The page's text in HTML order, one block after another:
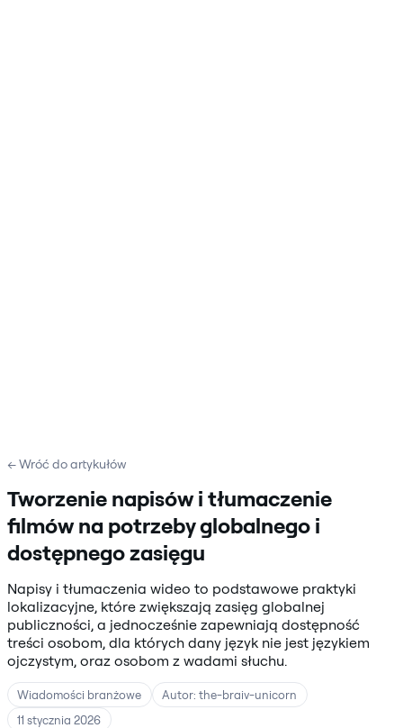
← Wróć do artykułów
Tworzenie napisów i tłumaczenie
filmów na potrzeby globalnego i
dostępnego zasięgu
Napisy i tłumaczenia wideo to podstawowe praktyki
lokalizacyjne, które zwiększają zasięg globalnej
publiczności, a jednocześnie zapewniają dostępność
treści osobom, dla których dany język nie jest językiem
ojczystym, oraz osobom z wadami słuchu.
Wiadomości branżowe
Autor: the-braiv-unicorn
11 stycznia 2026